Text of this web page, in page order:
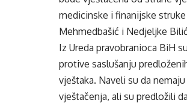
medicinske i finanijske
Mehmedbašić i Nedjeljke
Iz Ureda pravobranioca BiH
protive saslušanju
vještaka. Naveli su da
vještačenja, ali su predložili